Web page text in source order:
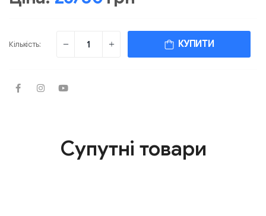
Кількість: КУПИТИ
Супутні товари